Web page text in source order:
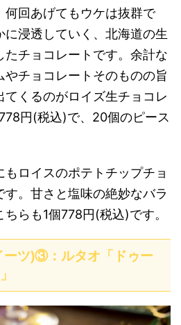
何回あげてもウケは抜群で
浸透していく、北海道の生
たチョコレートです。余計な
やチョコレートそのものの旨
くるのがロイズ生チョコレ
円(税込)で、20個のピース
ロイスのポテトチップチョ
す。甘さと塩味の絶妙なバラ
らも1個778円(税込)です。
ーツ)③：ルタオ「ドゥー